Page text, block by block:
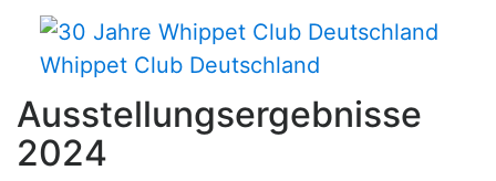
Whippet Club Deutschland
Ausstellungsergebnisse
2024